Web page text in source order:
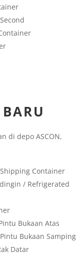
di depo ASCON,
Container
/ Refrigerated
Bukaan Atas
Bukaan Samping
Datar